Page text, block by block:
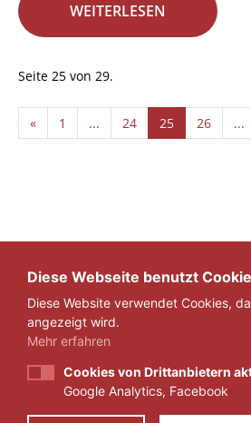
WEITERLESEN
Seite 25 von 29.
« 1 ... 24 25 26 ...
IMPRESSUM
Diese Webseite benutzt
Diese Website verwendet Cookies,
angezeigt wird.
Mehr erfahren
Cookies von Drittanbietern
Google Analytics, Facebook